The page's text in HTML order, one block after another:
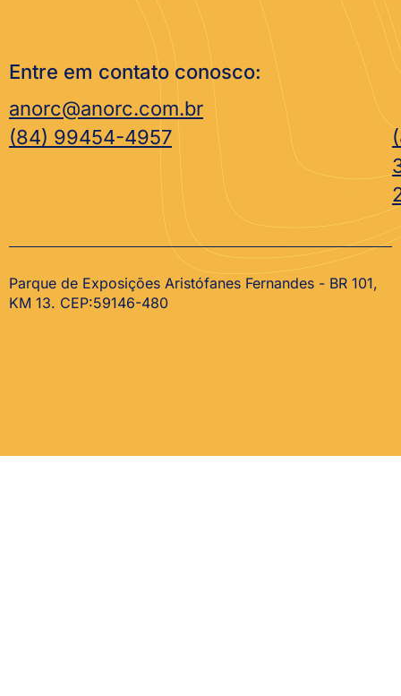
Entre em contato conosco:
anorc@anorc.com.br
(84) 99454-4957
Parque de Exposições Aristófanes Fernandes - BR 101,
KM 13. CEP:59146-480